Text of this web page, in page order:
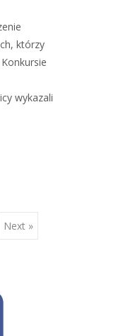
którzy
wykazali
Next »